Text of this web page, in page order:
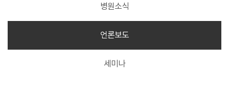
병원소식
언론보도
세미나